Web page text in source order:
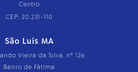
Centro
CEP: 20.231-110
São Luís MA
Vieira da Silva, nº 126
Bairro de Fátima